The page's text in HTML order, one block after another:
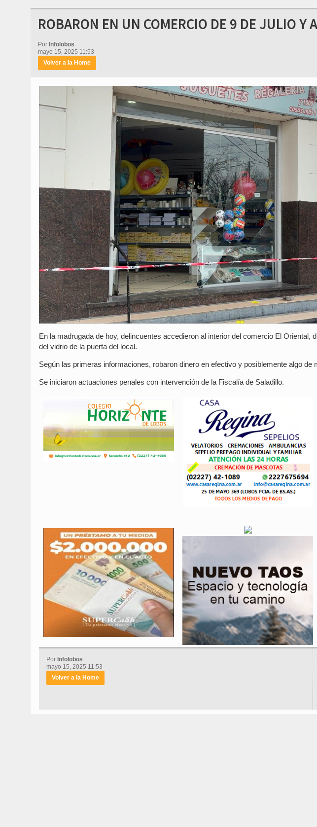
ROBARON EN UN COMERCIO DE 9 DE JULIO Y
Por Infolobos
mayo 15, 2025 11:53
Volver a la Home
En la madrugada de hoy, delincuentes accedieron al interior del comercio El Oriental,
del vidrio de la puerta del local.
Según las primeras informaciones, robaron dinero en efectivo y posiblemente algo de
Se iniciaron actuaciones penales con intervención de la Fiscalía de Saladillo.
Por Infolobos
mayo 15, 2025 11:53
Volver a la Home